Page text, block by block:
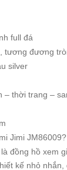
full đá
tương đương
silver
– thời trang –
Jimi JM86009?
đồng hồ xem
kế nhỏ